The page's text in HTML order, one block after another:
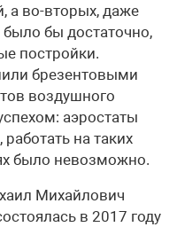
а во-вторых, даже
бы достаточно,
постройки.
брезентовыми
воздушного
аэростаты
на таких
было невозможно.
Михайлович
в 2017 году